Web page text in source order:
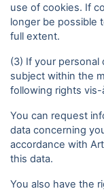
use of cookies. If
longer be possible
full extent.
(3) If your personal
subject within the
following rights
You can request
data concerning
accordance with
this data.
You also have the